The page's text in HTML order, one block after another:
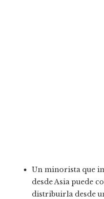
Un minorista que
desde Asia puede
distribuirla desde